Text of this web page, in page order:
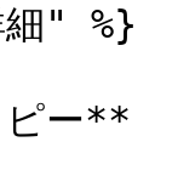
" %}
ー**